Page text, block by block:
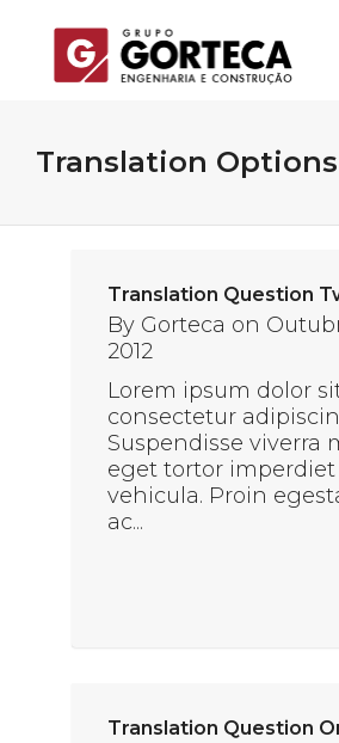
Translation Options
Translation Question
By Gorteca on
2012
Lorem ipsum dolor
consectetur
Suspendisse viverra
eget tortor imperdiet
vehicula. Proin
ac...
Translation Question